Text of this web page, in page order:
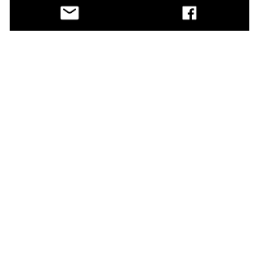
Le musée a organisé un événement dédié
à l'histoire de Querini